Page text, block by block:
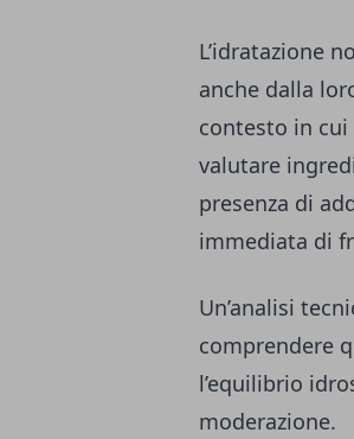
L’idratazione
anche dalla
contesto in cui
valutare
presenza di
immediata di
Un’analisi
comprendere
l’equilibrio
moderazione.